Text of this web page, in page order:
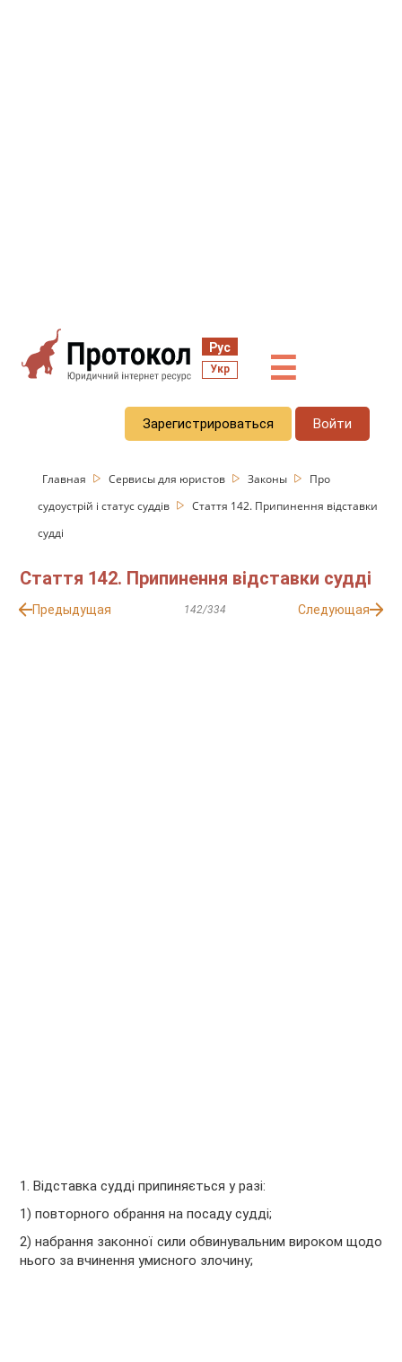
Рус
Укр ☰
Зарегистрироваться Войти
Главная Сервисы для юристов Законы
Про
судоустрій і статус суддів
Стаття 142. Припинення відставки
судді
Стаття 142. Припинення відставки судді
Предыдущая 142/334 Следующая
1. Відставка судді припиняється у разі:
1) повторного обрання на посаду судді;
2) набрання законної сили обвинувальним вироком щодо
нього за вчинення умисного злочину;